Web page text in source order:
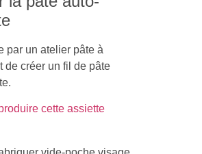
par un atelier pâte à
de créer un fil de pâte
cette assiette